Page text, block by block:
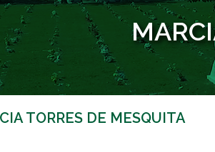
TORRES DE MESQUITA